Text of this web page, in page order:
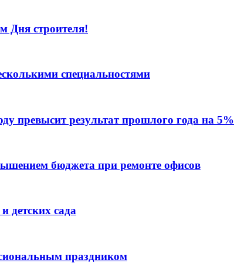
Дня строителя!
специальностями
превысит результат прошлого года на 5%
бюджета при ремонте офисов
детских сада
праздником